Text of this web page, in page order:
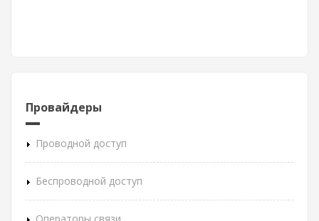
Провайдеры
Проводной доступ
Беспроводной доступ